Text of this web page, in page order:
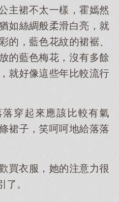
主裙不太一樣，霍嫣然
如絲綢般柔滑白亮，就
的，藍色花紋的裙裾、
的藍色梅花，沒有多餘
就好像這些年比較流行
落穿起來應該比較有氣
裙子，笑呵呵地給落落
買衣服，她的注意力很
了。